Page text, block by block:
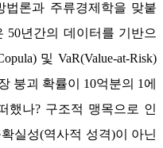
법론과 주류경제학을 맞붙
50년간의 데이터를 기반으
및 VaR(Value-at-Risk)
붕괴 확률이 10억분의 1에
했나? 구조적 맹목으로 인
실성(역사적 성격)이 아닌